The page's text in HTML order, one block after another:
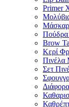
Primer
Brow
Κερί
Πινέλα
Σετ